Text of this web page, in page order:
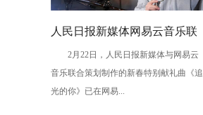
人民日报新媒体网易云音乐联
合推出新春献礼歌曲《追光的
你》
2月22日，人民日报新媒体与网易云
音乐联合策划制作的新春特别献礼曲《追
光的你》已在网易...